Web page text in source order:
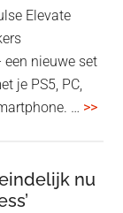
Elevate
nieuwe set
je PS5, PC,
… >>
nu